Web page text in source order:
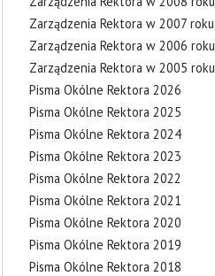
Zarządzenia Rektora w 2007 roku
Zarządzenia Rektora w 2006 roku
Zarządzenia Rektora w 2005 roku
Pisma Okólne Rektora 2026
Pisma Okólne Rektora 2025
Pisma Okólne Rektora 2024
Pisma Okólne Rektora 2023
Pisma Okólne Rektora 2022
Pisma Okólne Rektora 2021
Pisma Okólne Rektora 2020
Pisma Okólne Rektora 2019
Pisma Okólne Rektora 2018